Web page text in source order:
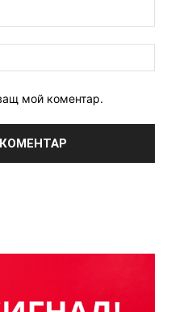
мой коментар.